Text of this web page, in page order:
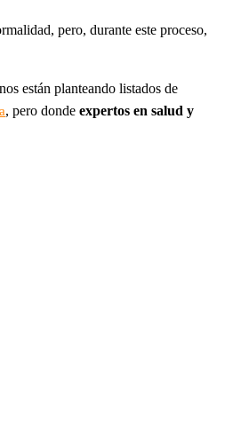
pero, durante este proceso,
están planteando listados de
, pero donde expertos en salud y